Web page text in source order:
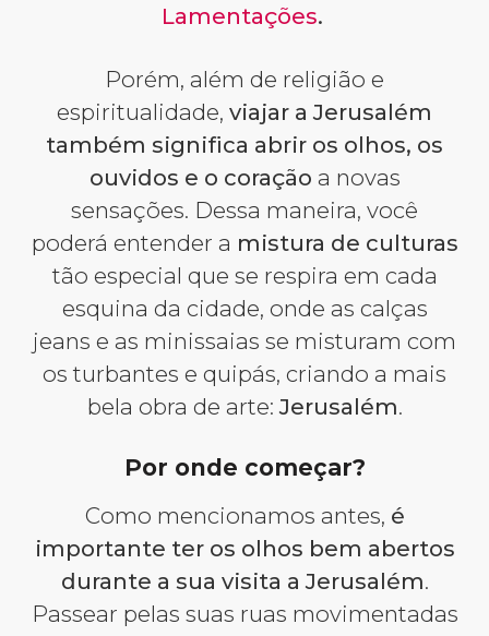
Lamentações.
Porém, além de religião e
espiritualidade, viajar a Jerusalém
também significa abrir os olhos, os
ouvidos e o coração a novas
sensações. Dessa maneira, você
poderá entender a mistura de culturas
tão especial que se respira em cada
esquina da cidade, onde as calças
jeans e as minissaias se misturam com
os turbantes e quipás, criando a mais
bela obra de arte: Jerusalém.
Por onde começar?
Como mencionamos antes, é
importante ter os olhos bem abertos
durante a sua visita a Jerusalém.
Passear pelas suas ruas movimentadas